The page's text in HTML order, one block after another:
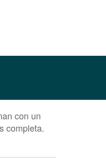
con un
completa.